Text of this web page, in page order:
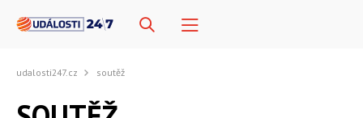
udalosti247.cz soutěž